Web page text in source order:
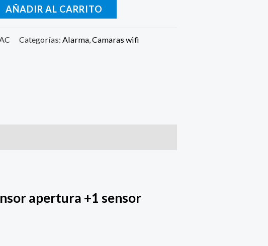
AÑADIR AL CARRITO
Categorías:Alarma,Camaras wifi
apertura +1 sensor